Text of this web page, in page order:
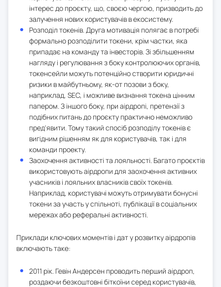
інтерес до проєкту, що, своєю чергою, призводить до
залучення нових користувачів в екосистему.
Розподіл токенів. Друга мотивація полягає в потребі
формально розподілити токени, крім частки, яка
припадає на команду та інвесторів. Зі збільшенням
нагляду і регулювання з боку контролюючих органів,
токенсейли можуть потенційно створити юридичні
ризики в майбутньому, як-от позови з боку,
наприклад, SEC, і можливе визнання токена цінним
папером. З іншого боку, при аірдропі, претензії з
подібних питань до проєкту практично неможливо
пред'явити. Тому такий спосіб розподілу токенів є
вигідним рішенням як для користувачів, так і для
команди проекту.
Заохочення активності та лояльності. Багато проєктів
використовують аірдропи для заохочення активних
учасників і лояльних власників своїх токенів.
Наприклад, користувачі можуть отримувати бонусні
токени за участь у спільноті, публікації в соціальних
мережах або реферальні активності.
Приклади ключових моментів і дат у розвитку аірдропів
включають таке:
2011 рік. Гевін Андерсен проводить перший аірдроп,
роздаючи безкоштовні біткоїни серед користувачів,